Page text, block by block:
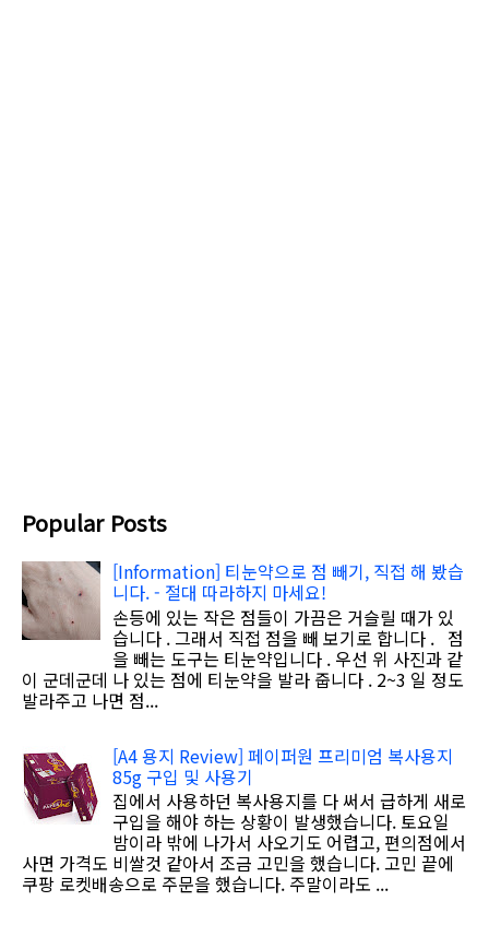
Popular Posts
[Information] 티눈약으로 점 빼기, 직접 해 봤습
니다. - 절대 따라하지 마세요!
손등에 있는 작은 점들이 가끔은 거슬릴 때가 있
습니다 . 그래서 직접 점을 빼 보기로 합니다 . 점
을 빼는 도구는 티눈약입니다 . 우선 위 사진과 같
이 군데군데 나 있는 점에 티눈약을 발라 줍니다 . 2~3 일 정도
발라주고 나면 점...
[A4 용지 Review] 페이퍼원 프리미엄 복사용지
85g 구입 및 사용기
집에서 사용하던 복사용지를 다 써서 급하게 새로
구입을 해야 하는 상황이 발생했습니다. 토요일
밤이라 밖에 나가서 사오기도 어렵고, 편의점에서
사면 가격도 비쌀것 같아서 조금 고민을 했습니다. 고민 끝에
쿠팡 로켓배송으로 주문을 했습니다. 주말이라도 ...